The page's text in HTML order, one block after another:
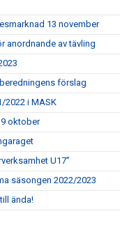
13 november
anordnande av tävling
förslag
2022 i MASK
oktober
U17”
säsongen 2022/2023
ända!